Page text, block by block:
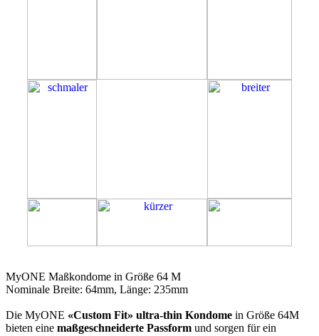
MyONE Maßkondome in Größe 64 M
Nominale Breite: 64mm, Länge: 235mm
Die MyONE «Custom Fit» ultra-thin Kondome in Größe 64M
bieten eine maßgeschneiderte Passform und sorgen für ein